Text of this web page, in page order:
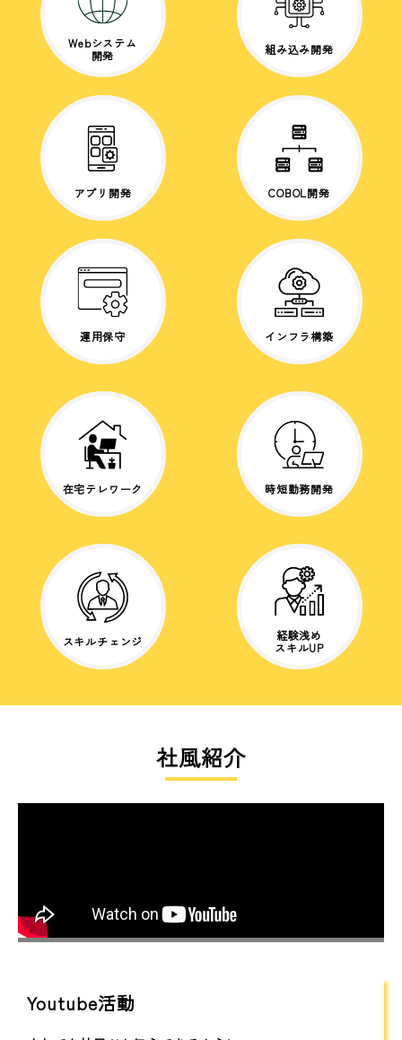
Webシステム
開発
組み込み開発
アプリ開発 COBOL開発
運用保守 インフラ構築
在宅テレワーク 時短勤務開発
スキルチェンジ
経験浅め
スキルUP
社風紹介
Youtube活動